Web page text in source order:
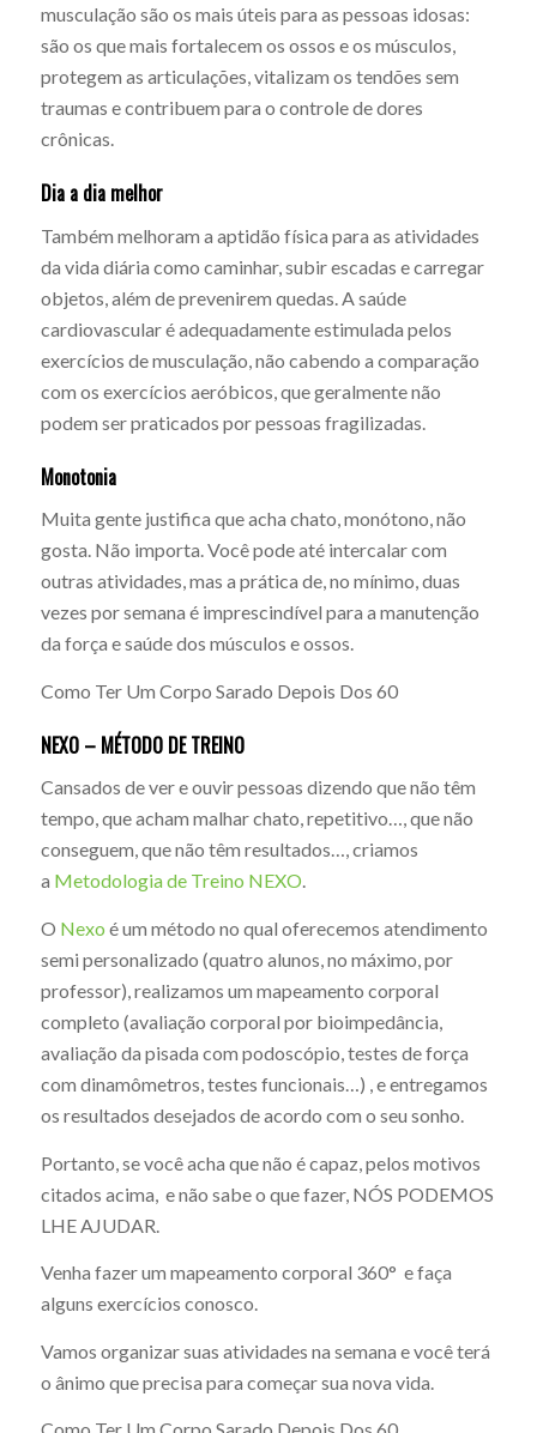
musculação são os mais úteis para as pessoas idosas:
são os que mais fortalecem os ossos e os músculos,
protegem as articulações, vitalizam os tendões sem
traumas e contribuem para o controle de dores
crônicas.
Dia a dia melhor
Também melhoram a aptidão física para as atividades
da vida diária como caminhar, subir escadas e carregar
objetos, além de prevenirem quedas. A saúde
cardiovascular é adequadamente estimulada pelos
exercícios de musculação, não cabendo a comparação
com os exercícios aeróbicos, que geralmente não
podem ser praticados por pessoas fragilizadas.
Monotonia
Muita gente justifica que acha chato, monótono, não
gosta. Não importa. Você pode até intercalar com
outras atividades, mas a prática de, no mínimo, duas
vezes por semana é imprescindível para a manutenção
da força e saúde dos músculos e ossos.
Como Ter Um Corpo Sarado Depois Dos 60
NEXO – MÉTODO DE TREINO
Cansados de ver e ouvir pessoas dizendo que não têm
tempo, que acham malhar chato, repetitivo…, que não
conseguem, que não têm resultados…, criamos
a Metodologia de Treino NEXO.
O Nexo é um método no qual oferecemos atendimento
semi personalizado (quatro alunos, no máximo, por
professor), realizamos um mapeamento corporal
completo (avaliação corporal por bioimpedância,
avaliação da pisada com podoscópio, testes de força
com dinamômetros, testes funcionais…) , e entregamos
os resultados desejados de acordo com o seu sonho.
Portanto, se você acha que não é capaz, pelos motivos
citados acima, e não sabe o que fazer, NÓS PODEMOS
LHE AJUDAR.
Venha fazer um mapeamento corporal 360° e faça
alguns exercícios conosco.
Vamos organizar suas atividades na semana e você terá
o ânimo que precisa para começar sua nova vida.